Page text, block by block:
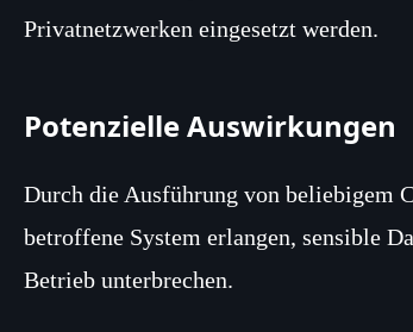
Privatnetzwerken eingesetzt werden.
Potenzielle Auswirkungen
Durch die Ausführung von beliebigem
betroffene System erlangen, sensible
Betrieb unterbrechen.